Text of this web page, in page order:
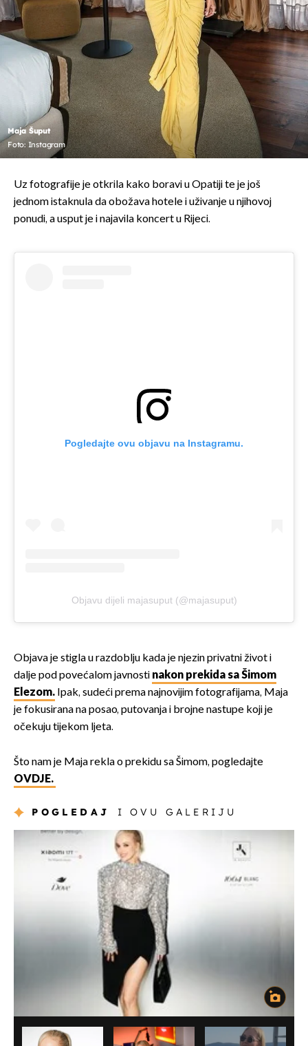
Maja Šuput
Foto: Instagram
Uz fotografije je otkrila kako boravi u Opatiji te je još
jednom istaknula da obožava hotele i uživanje u njihovoj
ponudi, a usput je i najavila koncert u Rijeci.
Pogledajte ovu objavu na Instagramu.
Objavu dijeli majasuput (@majasuput)
Objava je stigla u razdoblju kada je njezin privatni život i
dalje pod povećalom javnosti nakon prekida sa Šimom
Elezom. Ipak, sudeći prema najnovijim fotografijama, Maja
je fokusirana na posao, putovanja i brojne nastupe koji je
očekuju tijekom ljeta.
Što nam je Maja rekla o prekidu sa Šimom, pogledajte
OVDJE.
POGLEDAJ I OVU GALERIJU